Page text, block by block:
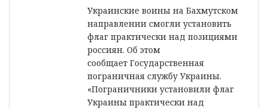
Украинские воины на Бахмутском
направлении смогли установить
флаг практически над позициями
россиян. Об этом
сообщает Государственная
пограничная службу Украины.
«Пограничники установили флаг
Украины практически над